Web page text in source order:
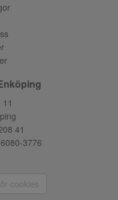
41
3776
cookies